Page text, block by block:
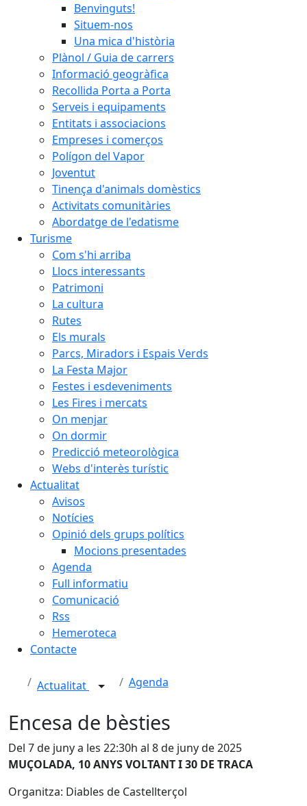
Benvinguts!
Situem-nos
Una mica d'història
Plànol / Guia de carrers
Informació geogràfica
Recollida Porta a Porta
Serveis i equipaments
Entitats i associacions
Empreses i comerços
Polígon del Vapor
Joventut
Tinença d'animals domèstics
Activitats comunitàries
Abordatge de l'edatisme
Turisme
Com s'hi arriba
Llocs interessants
Patrimoni
La cultura
Rutes
Els murals
Parcs, Miradors i Espais Verds
La Festa Major
Festes i esdeveniments
Les Fires i mercats
On menjar
On dormir
Predicció meteorològica
Webs d'interès turístic
Actualitat
Avisos
Notícies
Opinió dels grups polítics
Mocions presentades
Agenda
Full informatiu
Comunicació
Rss
Hemeroteca
Contacte
Actualitat Agenda
Encesa de bèsties
Del 7 de juny a les 22:30h al 8 de juny de 2025
MUÇOLADA, 10 ANYS VOLTANT I 30 DE TRACA
Organitza: Diables de Castellterçol